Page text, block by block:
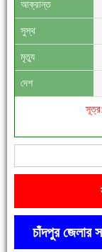
সিগমা ওয়েল
'বাংলা
আক্রান্ত
সুস্থ
মৃত্যু
দেশ
চাঁদপুর জেলার